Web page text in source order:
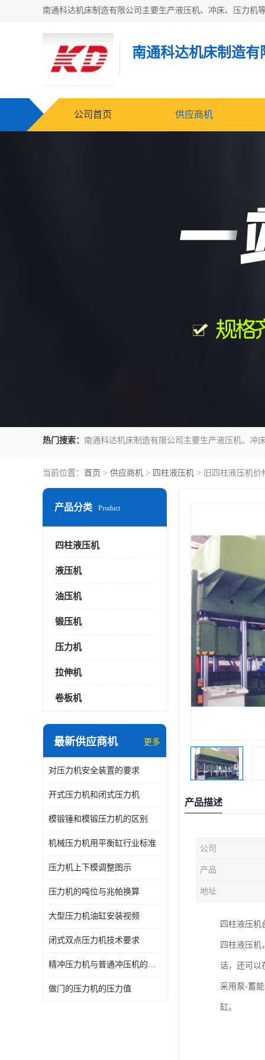
南通科达机床制造有
公司首页 供应商机
热门搜索：
当前位置： 首页 > 供应商机 > 四柱液压机 > 旧四柱液压机价
产品分类 Product
四柱液压机
液压机
油压机
锻压机
压力机
拉伸机
卷板机
最新供应商机 更多
对压力机安全装置的要求
开式压力机和闭式压力机
模锻锤和模锻压力机的区别
机械压力机用平衡缸行业标准
压力机上下模调整图示
压力机的吨位与兆帕换算
大型压力机油缸安装视频
闭式双点压力机技术要求
精冲压力机与普通冲压机的区别
做门的压力机的压力值
产品描述
公司
产品
地址
四柱液压机
四柱液压机
话，还可以
采用泵-蓄
缸。